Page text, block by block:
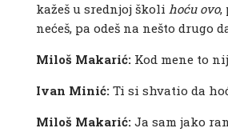
kažeš u srednjoj školi hoću ovo,
nećeš, pa odeš na nešto drugo
Miloš Makarić:Kod mene to
Ivan Minić:Ti si shvatio da
Miloš Makarić:Ja sam jako